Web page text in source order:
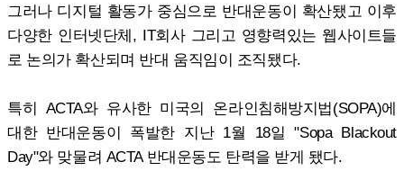
그러나 디지털 활동가 중심으로 반대운동이 확산됐고 이후
다양한 인터넷단체, IT회사 그리고 영향력있는 웹사이트들
로 논의가 확산되며 반대 움직임이 조직됐다.
특히 ACTA와 유사한 미국의 온라인침해방지법(SOPA)에
대한 반대운동이 폭발한 지난 1월 18일 "Sopa Blackout
Day"와 맞물려 ACTA 반대운동도 탄력을 받게 됐다.